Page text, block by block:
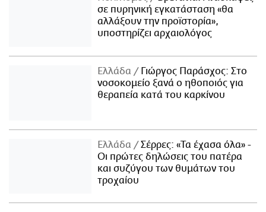
σε πυρηνική εγκατάσταση «θα
αλλάξουν την προϊστορία»,
υποστηρίζει αρχαιολόγος
Ελλάδα
Γιώργος Παράσχος: Στο
νοσοκομείο ξανά ο ηθοποιός για
θεραπεία κατά του καρκίνου
Ελλάδα
Σέρρες: «Τα έχασα όλα» -
Οι πρώτες δηλώσεις του πατέρα
και συζύγου των θυμάτων του
τροχαίου